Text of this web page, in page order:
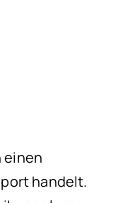
einen
handelt.